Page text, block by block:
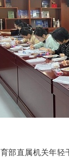
部直属机关年